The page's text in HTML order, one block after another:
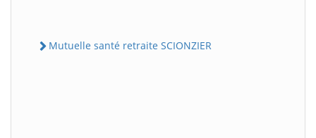
Mutuelle santé retraite SCIONZIER